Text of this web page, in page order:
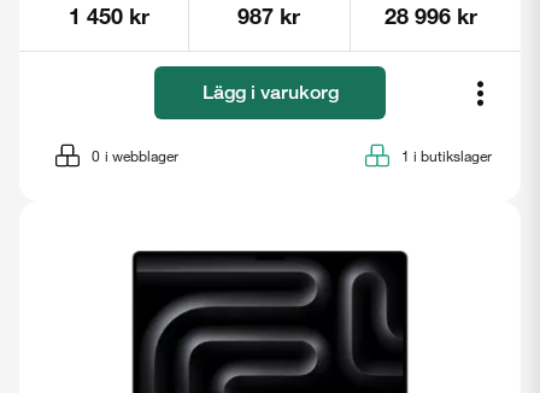
1 450 kr
987 kr
28 996 kr
Lägg i varukorg
0 i webblager 1 i butikslager